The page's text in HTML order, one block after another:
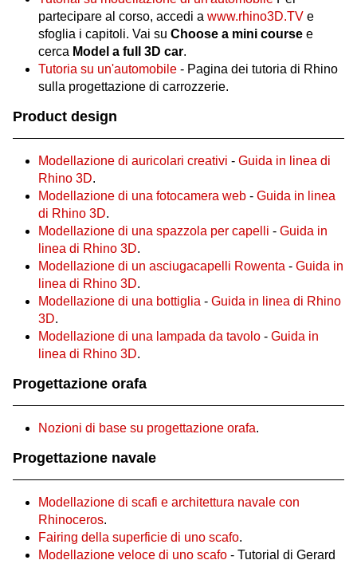
partecipare al corso, accedi a www.rhino3D.TV e
sfoglia i capitoli. Vai su Choose a mini course e
cerca Model a full 3D car.
Tutoria su un'automobile - Pagina dei tutoria di Rhino
sulla progettazione di carrozzerie.
Product design
Modellazione di auricolari creativi - Guida in linea di
Rhino 3D.
Modellazione di una fotocamera web - Guida in linea
di Rhino 3D.
Modellazione di una spazzola per capelli - Guida in
linea di Rhino 3D.
Modellazione di un asciugacapelli Rowenta - Guida in
linea di Rhino 3D.
Modellazione di una bottiglia - Guida in linea di Rhino
3D.
Modellazione di una lampada da tavolo - Guida in
linea di Rhino 3D.
Progettazione orafa
Nozioni di base su progettazione orafa.
Progettazione navale
Modellazione di scafi e architettura navale con
Rhinoceros.
Fairing della superficie di uno scafo.
Modellazione veloce di uno scafo - Tutorial di Gerard